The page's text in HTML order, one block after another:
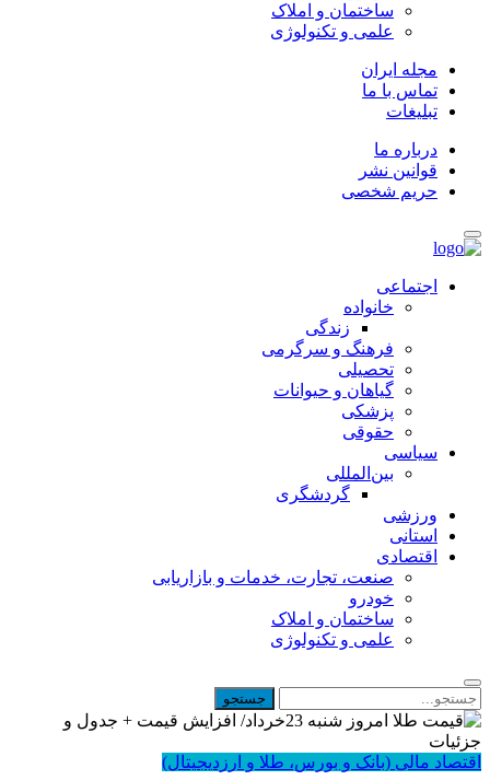
ساختمان و املاک
علمی و تکنولوژی
مجله ایران
تماس با ما
تبلیغات
درباره ما
قوانین نشر
حریم شخصی
اجتماعی
خانواده
زندگی
فرهنگ و سرگرمی
تحصیلی
گیاهان و حیوانات
پزشکی
حقوقی
سیاسی
بین‌المللی
گردشگری
ورزشی
استانی
اقتصادی
صنعت، تجارت، خدمات و بازاریابی
خودرو
ساختمان و املاک
علمی و تکنولوژی
اقتصاد مالی (بانک و بورس، طلا و ارزدیجیتال)